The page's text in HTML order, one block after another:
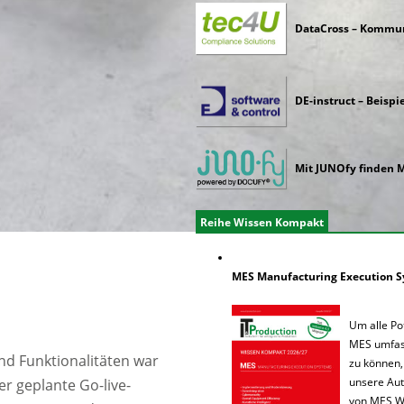
Funktionalitäten war
geplante Go-live-
DataCross –
DE-instruct –
Mit JUNOfy finden
Reihe Wissen Kompakt
MES Manufacturing Execution
Um alle
MES
zu
unsere
von MES